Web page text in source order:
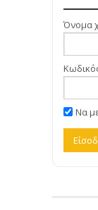
Όνομα
Να